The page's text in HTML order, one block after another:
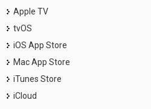
Apple TV
tvOS
iOS App Store
Mac App Store
iTunes Store
iCloud